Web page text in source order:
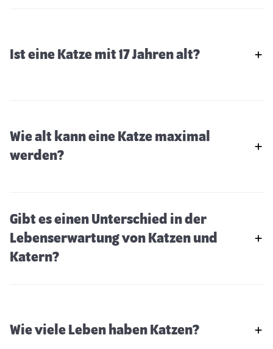
Ist eine Katze mit 17 Jahren alt?
Wie alt kann eine Katze maximal
werden?
Gibt es einen Unterschied in der
Lebenserwartung von Katzen und
Katern?
Wie viele Leben haben Katzen?